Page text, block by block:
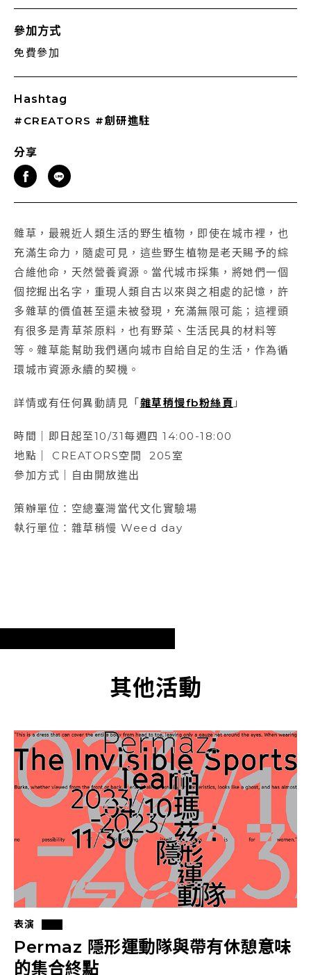
參加方式
免費參加
Hashtag
#CREATORS #創研進駐
分享
雜草，最親近人類生活的野生植物，即使在城市裡，也
充滿生命力，隨處可見，這些野生植物是老天賜予的綜
合維他命，天然營養資源。當代城市採集，將她們一個
個挖掘出名字，重現人類自古以來與之相處的記憶，許
多雜草的價值甚至還未被發現，充滿無限可能；這裡頭
有很多是青草茶原料，也有野菜、生活民具的材料等
等。雜草能幫助我們邁向城市自給自足的生活，作為循
環城市資源永續的契機。
詳情或有任何異動請見「雜草稍慢fb粉絲頁 」
時間｜即日起至10/31每週四 14:00-18:00
地點｜ CREATORS空間 205室
參加方式｜自由開放進出
策辦單位：空總臺灣當代文化實驗場
執行單位：雜草稍慢 Weed day
其他活動
表演
Permaz 隱形運動隊與帶有休憩意味
的集合終點